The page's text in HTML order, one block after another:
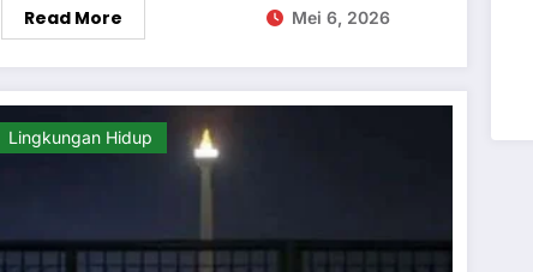
Read More Mei 6, 2026
Lingkungan Hidup